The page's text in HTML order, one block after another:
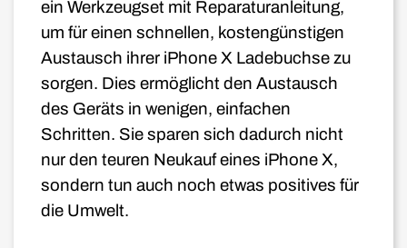
ein Werkzeugset mit Reparaturanleitung,
um für einen schnellen, kostengünstigen
Austausch ihrer iPhone X Ladebuchse zu
sorgen. Dies ermöglicht den Austausch
des Geräts in wenigen, einfachen
Schritten. Sie sparen sich dadurch nicht
nur den teuren Neukauf eines iPhone X,
sondern tun auch noch etwas positives für
die Umwelt.